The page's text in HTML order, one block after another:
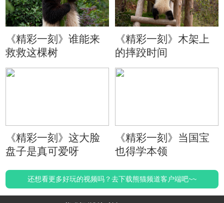
《精彩一刻》谁能来
救救这棵树
《精彩一刻》木架上
的摔跤时间
《精彩一刻》这大脸
盘子是真可爱呀
《精彩一刻》当国宝
也得学本领
还想看更多好玩的视频吗？去下载熊猫频道客户端吧~~